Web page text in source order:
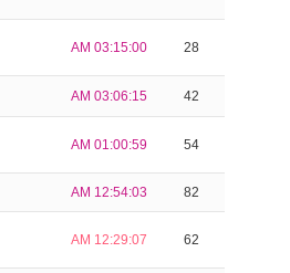
AM 03:15:00 28
AM 03:06:15 42
AM 01:00:59 54
AM 12:54:03 82
AM 12:29:07 62